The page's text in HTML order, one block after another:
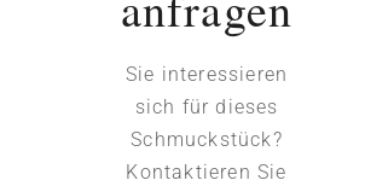
Sie interessieren
sich für dieses
Schmuckstück?
Kontaktieren Sie